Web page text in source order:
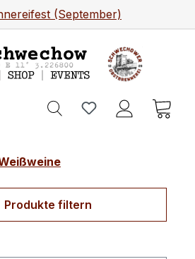
(September)
Produkte filtern